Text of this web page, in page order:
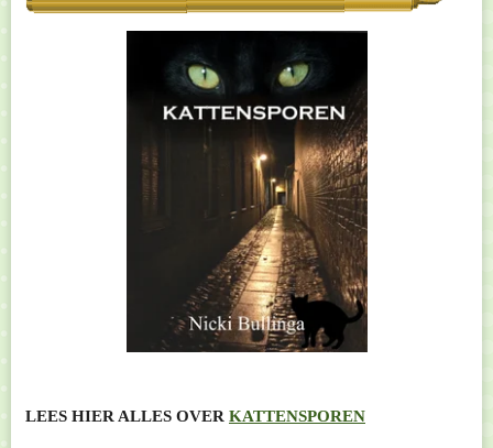
LEES HIER ALLES OVER KATTENSPOREN